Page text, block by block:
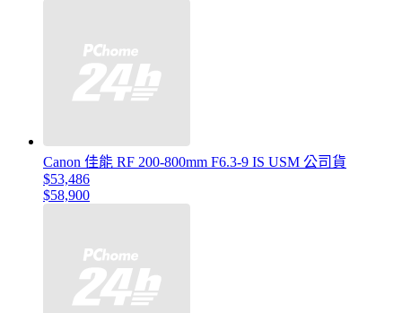
Canon 佳能 RF 200-800mm F6.3-9 IS USM 公司貨
$53,486
$58,900